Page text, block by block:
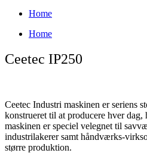
Home
Home
Ceetec IP250
Ceetec Industri maskinen er seriens
konstrueret til at producere hver dag,
maskinen er speciel velegnet til
industrilakerer samt håndværks-
større produktion.​